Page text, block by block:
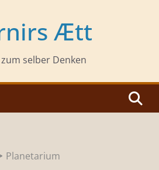
Ætt
selber Denken
Planetarium